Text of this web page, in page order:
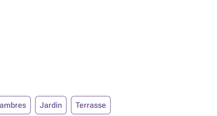
Jardin Terrasse